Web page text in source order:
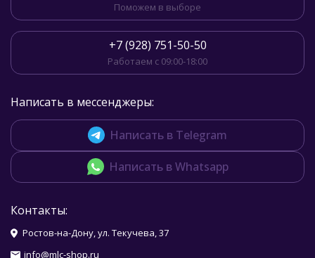
Поможем в выборе
+7 (928) 751-50-50
Работаем с 09:00-18:00
Написать в мессенджеры:
Написать в Telegram
Написать в Whatsapp
Контакты:
Ростов-на-Дону, ул. Текучева, 37
info@mlc-shop.ru